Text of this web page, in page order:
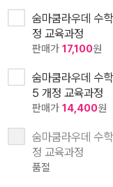
숨마쿰라우데 수
정 교육과정
판매가 17,100원
숨마쿰라우데 수
5 개정 교육과정
판매가 14,400원
숨마쿰라우데 수
정 교육과정
품절